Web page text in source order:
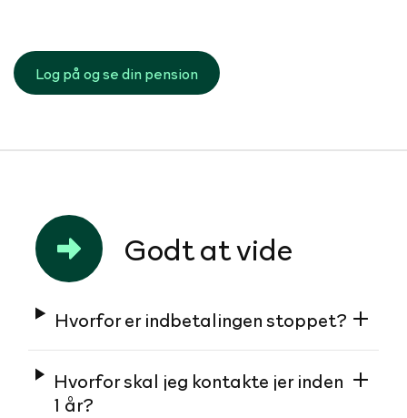
Log på og se din pension
Godt at vide
Hvorfor er indbetalingen stoppet?
Hvorfor skal jeg kontakte jer inden
1 år?